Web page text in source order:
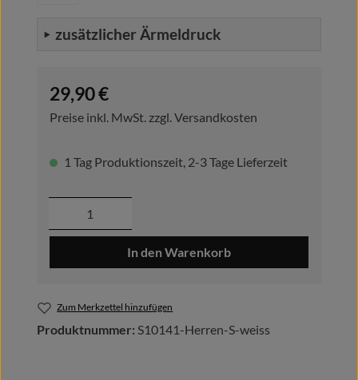
zusätzlicher Ärmeldruck
Regulärer Preis:
29,90 €
Preise inkl. MwSt. zzgl. Versandkosten
1 Tag Produktionszeit, 2-3 Tage Lieferzeit
Produkt Anzahl: Gib den gewünschten
In den Warenkorb
Zum Merkzettel hinzufügen
Produktnummer: S10141-Herren-S-weiss